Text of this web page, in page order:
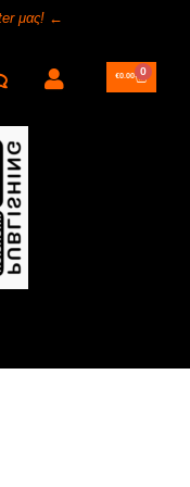
μας! ←
€0.00 0